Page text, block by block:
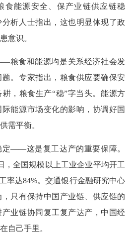
食能源安全、保产业链供应链稳
析人士指出，这也明显体现了政
意识。
粮食和能源均是关系经济社会发
。专家指出，粮食供应要确保安
，粮食生产“稳”字当头。能源方
能源市场变化的影响，协调好国
需平衡。
定——这是复工达产的重要保障。
，全国规模以上工业企业平均开工
率达84%。交通银行金融研究中心
只有保持中国产业链、供应链的
业链协同复工复产达产，中国经
自己手里。